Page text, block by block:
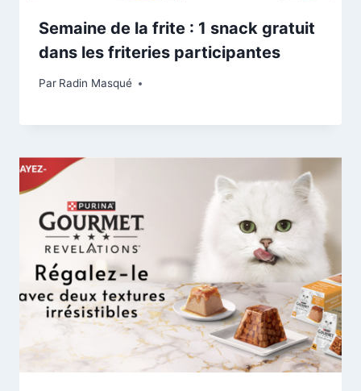
Semaine de la frite : 1 snack gratuit
dans les friteries participantes
Par Radin Masqué